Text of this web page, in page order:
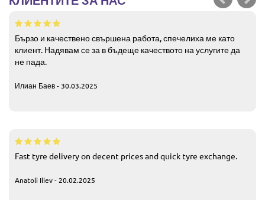
Бързо и качествено свършена работа, спечелиха ме като
клиент. Надявам се за в бъдеще качеството на услугите да
не пада.
Илиан Баев - 30.03.2025
Fast tyre delivery on decent prices and quick tyre exchange.
Anatoli Iliev - 20.02.2025